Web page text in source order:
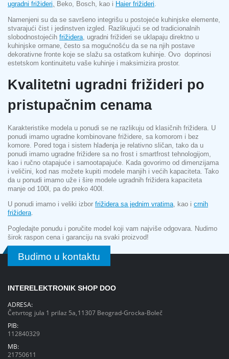
ugradni frižideri, Beko, Bosch, kao i Haier frižideri.
Namenjeni su da se savršeno integrišu u postojeće kuhinjske elemente,
stvarajući čist i jedinstven izgled. Razlikujući se od tradicionalnih
slobodnostojećih frižidera, ugradni frižideri se uklapaju direktno u
kuhinjske ormane, često sa mogućnošću da se na njih postave
dekorativne fronte koje se slažu sa ostatkom kuhinje. Ovo doprinosi
estetskom kontinuitetu vaše kuhinje i maksimizira prostor.
Kvalitetni ugradni frižideri po
pristupačnim cenama
Karakteristike modela u ponudi se ne razlikuju od klasičnih frižidera. U
ponudi imamo ugradne kombinovane frižidere, sa komorom i bez
komore. Pored toga i sistem hlađenja je relativno sličan, tako da u
ponudi imamo ugradne frižidere sa no frost i smartfrost tehnologijom,
kao i ručno otapajuće i samootapajuće. Kada govorimo od dimenzijama
i veličini, kod nas možete kupiti modele manjih i većih kapaciteta. Tako
da u ponudi imamo uže i šire modele ugradnih frižidera kapaciteta
manje od 100l, pa do preko 400l.
U ponudi imamo i veliki izbor frižidera sa jednim vratima, kao i crnih
frižidera.
Pogledajte ponudu i poručite model koji vam najviše odgovara. Nudimo
širok raspon cena i garanciju na svaki proizvod!
Budimo u kontaktu
INTERELEKTRONIK SHOP DOO
ADRESA:
Četvrtog jula 1 prilaz 5a,11307 Beograd-Grocka-Boleč
PIB:
112840329
MB:
21750611